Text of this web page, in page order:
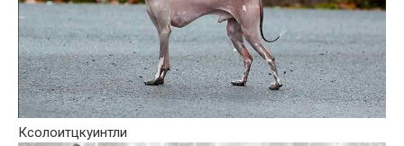
Ксолоитцкуинтли